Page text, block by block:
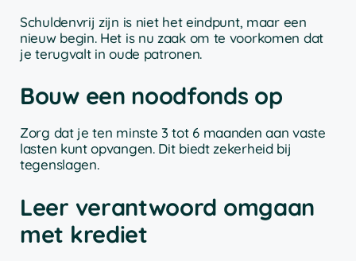
Schuldenvrij zijn is niet het eindpunt, maar een
nieuw begin. Het is nu zaak om te voorkomen dat
je terugvalt in oude patronen.
Bouw een noodfonds op
Zorg dat je ten minste 3 tot 6 maanden aan vaste
lasten kunt opvangen. Dit biedt zekerheid bij
tegenslagen.
Leer verantwoord omgaan
met krediet